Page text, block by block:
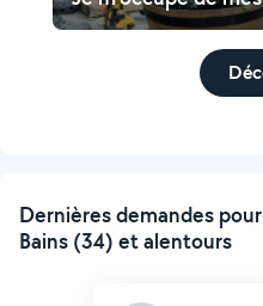
Dernières demandes
Bains (34) et alentours